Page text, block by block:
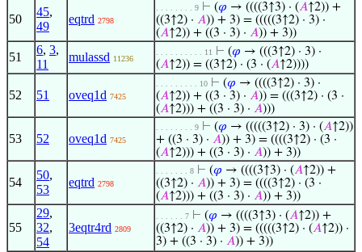
50
45,
49
eqtrd 2798
. . . . . . . . 9 ⊢ (𝜑 → ((((3↑3) · (𝐴↑2)) +
((3↑2) · 𝐴)) + 3) = (((((3↑2) · 3) ·
(𝐴↑2)) + ((3 · 3) · 𝐴)) + 3))
51
6, 3,
11
mulassd 11236
. . . . . . . . . . 11 ⊢ (𝜑 → (((3↑2) · 3) ·
(𝐴↑2)) = ((3↑2) · (3 · (𝐴↑2))))
52 51 oveq1d 7425
. . . . . . . . . 10 ⊢ (𝜑 → ((((3↑2) · 3) ·
(𝐴↑2)) + ((3 · 3) · 𝐴)) = (((3↑2) · (3 ·
(𝐴↑2))) + ((3 · 3) · 𝐴)))
53 52 oveq1d 7425
. . . . . . . . 9 ⊢ (𝜑 → (((((3↑2) · 3) · (𝐴↑2))
+ ((3 · 3) · 𝐴)) + 3) = ((((3↑2) · (3 ·
(𝐴↑2))) + ((3 · 3) · 𝐴)) + 3))
54
50,
53
eqtrd 2798
. . . . . . . 8 ⊢ (𝜑 → ((((3↑3) · (𝐴↑2)) +
((3↑2) · 𝐴)) + 3) = ((((3↑2) · (3 ·
(𝐴↑2))) + ((3 · 3) · 𝐴)) + 3))
55
29,
32,
54
3eqtr4rd 2809
. . . . . . 7 ⊢ (𝜑 → ((((3↑3) · (𝐴↑2)) +
((3↑2) · 𝐴)) + 3) = (((((3↑2) · (𝐴↑2)) ·
3) + ((3 · 3) · 𝐴)) + 3))